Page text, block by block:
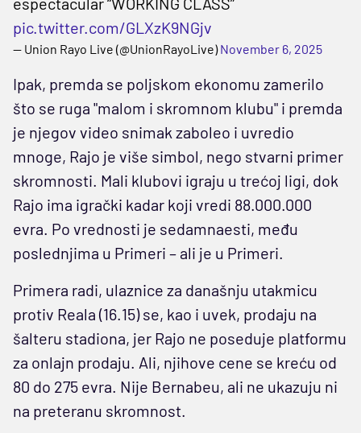
pic.twitter.com/GLXzK9NGjv
— Union Rayo Live (@UnionRayoLive)November 6, 2025
Ipak, premda se poljskom ekonomu zamerilo
što se ruga "malom i skromnom klubu" i premda
je njegov video snimak zaboleo i uvredio
mnoge, Rajo je više simbol, nego stvarni primer
skromnosti. Mali klubovi igraju u trećoj ligi, dok
Rajo ima igrački kadar koji vredi 88.000.000
evra. Po vrednosti je sedamnaesti, među
poslednjima u Primeri – ali je u Primeri.
Primera radi, ulaznice za današnju utakmicu
protiv Reala (16.15) se, kao i uvek, prodaju na
šalteru stadiona, jer Rajo ne poseduje platformu
za onlajn prodaju. Ali, njihove cene se kreću od
80 do 275 evra. Nije Bernabeu, ali ne ukazuju ni
na preteranu skromnost.